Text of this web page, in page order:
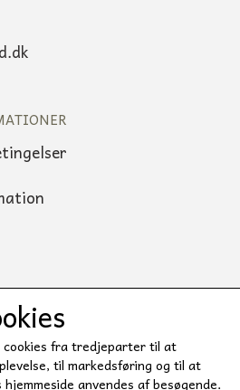
cookies fra tredjeparter til at
til markedsføring og til at
anvendes af besøgende.